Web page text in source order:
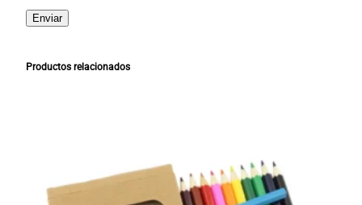
a
d
Productos relacionados